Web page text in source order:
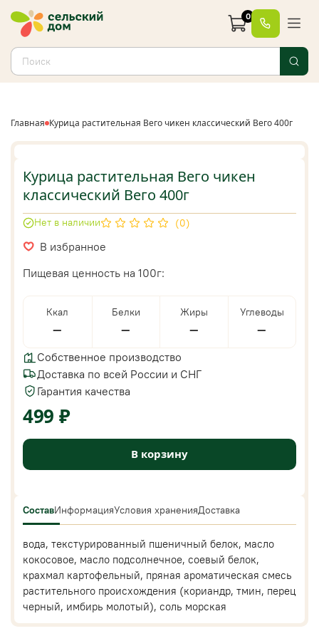
0
Главная Курица растительная Вего чикен классический Beго 400г
Курица растительная Вего чикен
классический Beго 400г
(0)
В избранное
Нет в наличии
Пищевая ценность на 100г:
Ккал
—
Белки
—
Жиры
—
Углеводы
—
Собственное производство
Доставка по всей России и СНГ
Гарантия качества
499 ₽
В корзину
СоставИнформацияУсловия храненияДоставка
вода, текстурированный пшеничный белок, масло
кокосовое, масло подсолнечное, соевый белок,
крахмал картофельный, пряная ароматическая смесь
растительного происхождения (кориандр, тмин, перец
черный, имбирь молотый), соль морская